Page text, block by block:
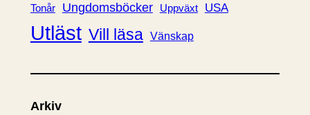
Tonår Ungdomsböcker Uppväxt USA
Utläst Vill läsa Vänskap
Arkiv